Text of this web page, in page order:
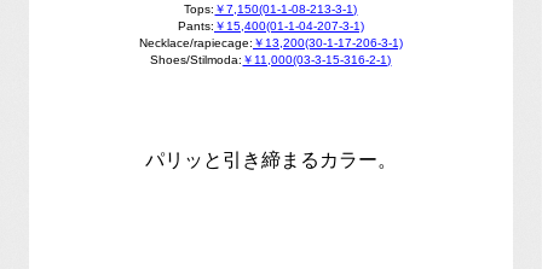
Tops: ￥7,150(01-1-08-213-3-1)
Pants: ￥15,400(01-1-04-207-3-1)
Necklace/rapiecage: ￥13,200(30-1-17-206-3-1)
Shoes/Stilmoda: ￥11,000(03-3-15-316-2-1)
パリッと引き締まるカラー。